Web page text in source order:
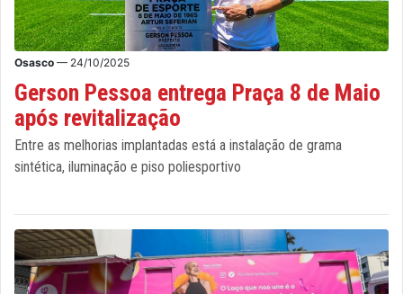
Osasco — 24/10/2025
Gerson Pessoa entrega Praça 8 de Maio
após revitalização
Entre as melhorias implantadas está a instalação de grama
sintética, iluminação e piso poliesportivo